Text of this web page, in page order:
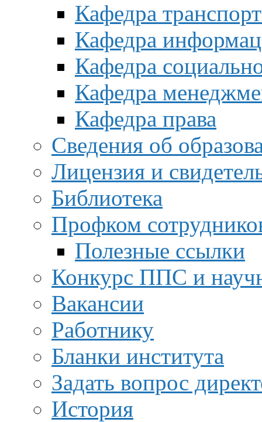
Кафедра
Кафедра
Кафедра
Кафедра
Кафедра права
Сведения об
Лицензия и
Библиотека
Профком
Полезные ссылки
Конкурс ППС и
Вакансии
Работнику
Бланки института
Задать вопрос
История